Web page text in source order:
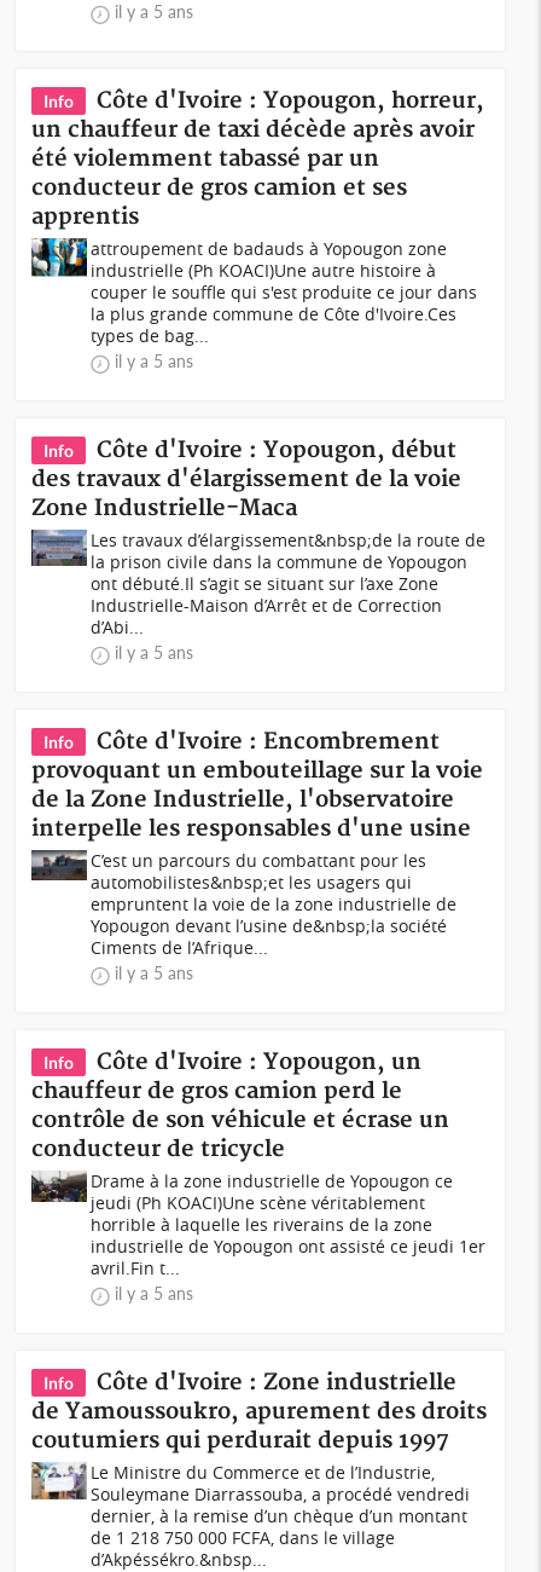
il y a 5 ans
Info
Côte d'Ivoire : Yopougon, horreur,
un chauffeur de taxi décède après avoir
été violemment tabassé par un
conducteur de gros camion et ses
apprentis
attroupement de badauds à Yopougon zone
industrielle (Ph KOACI)Une autre histoire à
couper le souffle qui s'est produite ce jour dans
la plus grande commune de Côte d'Ivoire.Ces
types de bag...
il y a 5 ans
Info
Côte d'Ivoire : Yopougon, début
des travaux d'élargissement de la voie
Zone Industrielle-Maca
Les travaux d’élargissement&nbsp;de la route de
la prison civile dans la commune de Yopougon
ont débuté.Il s’agit se situant sur l’axe Zone
Industrielle-Maison d’Arrêt et de Correction
d’Abi...
il y a 5 ans
Info
Côte d'Ivoire : Encombrement
provoquant un embouteillage sur la voie
de la Zone Industrielle, l'observatoire
interpelle les responsables d'une usine
C’est un parcours du combattant pour les
automobilistes&nbsp;et les usagers qui
empruntent la voie de la zone industrielle de
Yopougon devant l’usine de&nbsp;la société
Ciments de l’Afrique...
il y a 5 ans
Info
Côte d'Ivoire : Yopougon, un
chauffeur de gros camion perd le
contrôle de son véhicule et écrase un
conducteur de tricycle
Drame à la zone industrielle de Yopougon ce
jeudi (Ph KOACI)Une scène véritablement
horrible à laquelle les riverains de la zone
industrielle de Yopougon ont assisté ce jeudi 1er
avril.Fin t...
il y a 5 ans
Info
Côte d'Ivoire : Zone industrielle
de Yamoussoukro, apurement des droits
coutumiers qui perdurait depuis 1997
Le Ministre du Commerce et de l’Industrie,
Souleymane Diarrassouba, a procédé vendredi
dernier, à la remise d’un chèque d’un montant
de 1 218 750 000 FCFA, dans le village
d’Akpéssékro.&nbsp...